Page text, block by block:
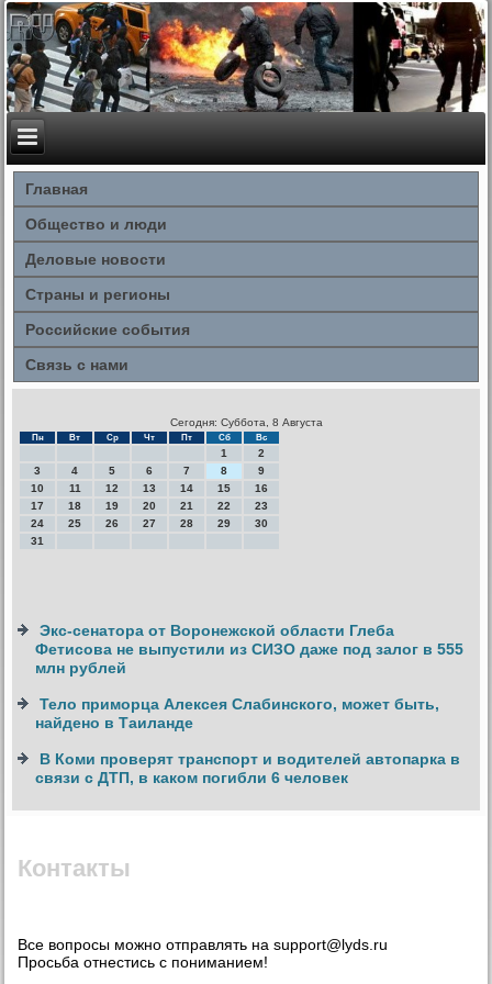
Главная
Общество и люди
Деловые новости
Страны и регионы
Российские события
Связь с нами
Сегодня: Суббота, 8 Августа
Пн Вт Ср Чт Пт Сб Вс
1
2
3
4 5 6 7 8
9
10
11 12 13 14 15
16
17
18 19 20 21 22
23
24
25 26 27 28 29
30
31
Экс-сенатора от Воронежской области Глеба
Фетисова не выпустили из СИЗО даже под залог в 555
млн рублей
Тело приморца Алексея Слабинского, может быть,
найдено в Таиланде
В Коми проверят транспорт и водителей автопарка в
связи с ДТП, в каком погибли 6 человек
Контакты
Все вопросы можно отправлять на support@lyds.ru
Просьба отнестись с пониманием!